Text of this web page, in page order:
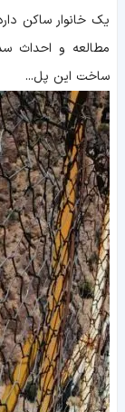
یک خانوار ساکن
مطالعه و احداث
ساخت این پل...